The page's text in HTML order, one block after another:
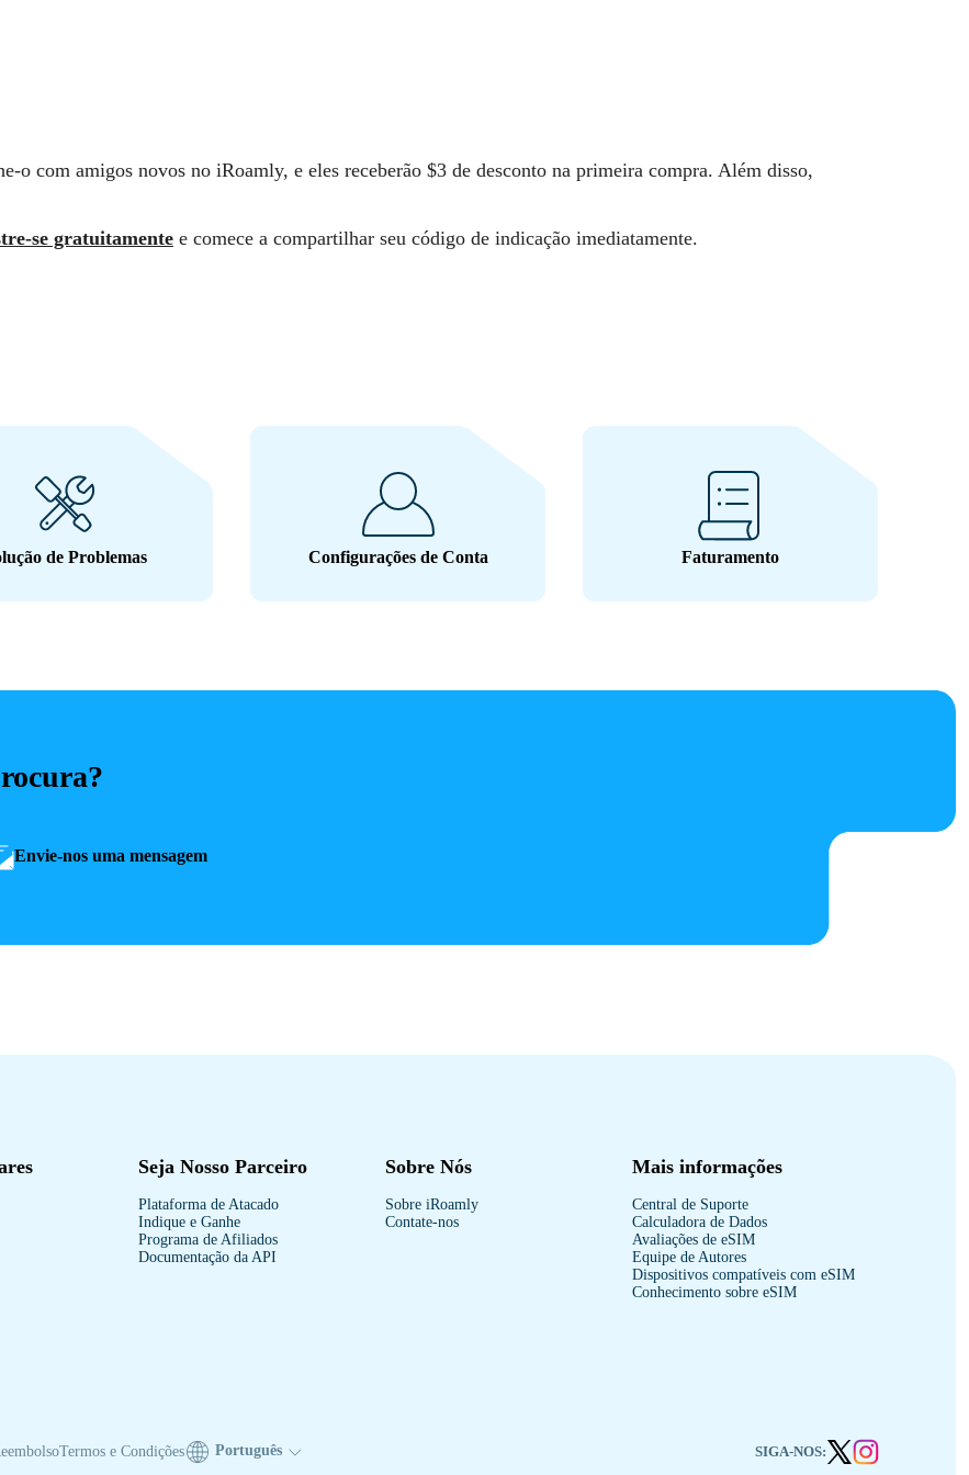
o com amigos novos no iRoamly, e eles receberão $3 de desconto na primeira compra. Além disso,
se gratuitamente e comece a compartilhar seu código de indicação imediatamente.
de Problemas Configurações de Conta Faturamento
Envie-nos uma mensagem
Seja Nosso Parceiro
Plataforma de Atacado
Indique e Ganhe
Programa de Afiliados
Documentação da API
Sobre Nós
Sobre iRoamly
Contate-nos
Mais informações
Central de Suporte
Calculadora de Dados
Avaliações de eSIM
Equipe de Autores
Dispositivos compatíveis com eSIM
Conhecimento sobre eSIM
Termos e Condições Português SIGA-NOS: